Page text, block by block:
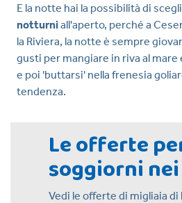
E la notte hai la possibilità di
notturniall'aperto, perché a
la Riviera, la notte è sempre
gusti per mangiare in riva al mare
e poi 'buttarsi' nella frenesia
tendenza.
Le offerte
soggiorni
Vedi le offerte di migliaia di